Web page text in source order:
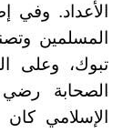
الأعداد. وفي
المسلمين
تبوك، وعلى
الصحابة رضي
الإسلامي